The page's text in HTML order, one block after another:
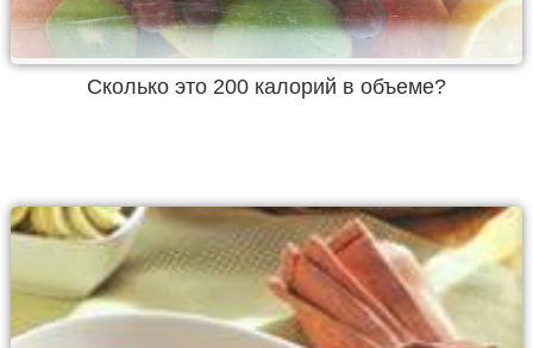
Cколько это 200 калорий в объеме?